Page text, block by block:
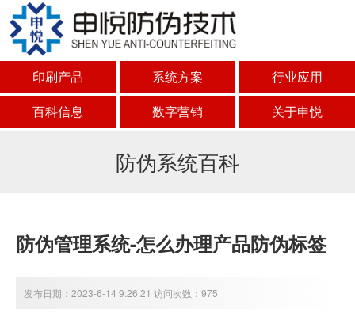
印刷产品 系统方案
行业应用
百科信息
数字营销 关于申悦
防伪系统百科
防伪管理系统-怎么办理产品防伪标签
发布日期：2023-6-14 9:26:21 访问次数：975